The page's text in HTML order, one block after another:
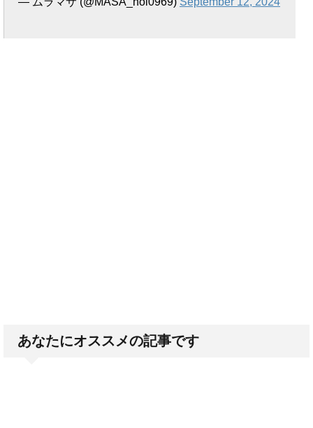
あなたにオススメの記事です